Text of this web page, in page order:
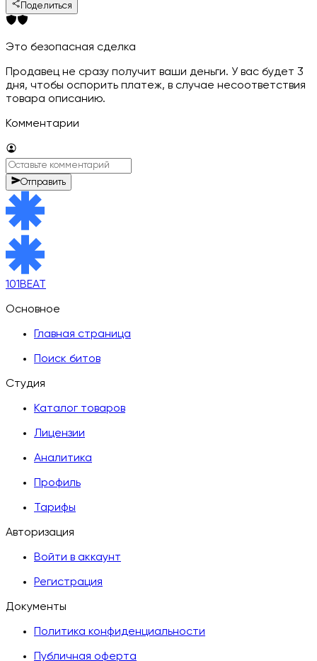
Поделиться
Это безопасная сделка
Продавец не сразу получит ваши деньги. У вас будет 3
дня, чтобы оспорить платеж, в случае несоответствия
товара описанию.
Комментарии
Отправить
101BEAT
Основное
Главная страница
Поиск битов
Студия
Каталог товаров
Лицензии
Аналитика
Профиль
Тарифы
Авторизация
Войти в аккаунт
Регистрация
Документы
Политика конфиденциальности
Публичная оферта